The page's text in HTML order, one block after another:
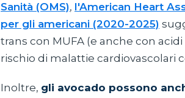
Sanità (OMS), l'American Heart
per gli americani (2020-2025)
trans con MUFA (e anche con
rischio di malattie cardiovascolari
Inoltre, gli avocado possono